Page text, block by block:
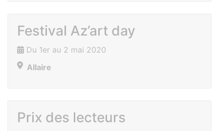
Festival Az’art day
Du 1er au 2 mai 2020
Allaire
Prix des lecteurs